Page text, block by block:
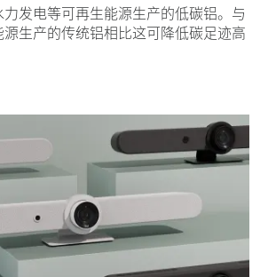
发电等可再生能源生产的低碳铝。与
生产的传统铝相比这可降低碳足迹高